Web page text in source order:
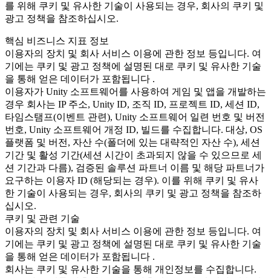
를 위해 쿠키 및 유사한 기술이 사용되는 경우, 회사의 쿠키 및
광고 정책을 참조하십시오.
핵심 비즈니스 지표 정보
이용자의 장치 및 회사 서비스 이용에 관한 정보 등입니다. 여
기에는 쿠키 및 광고 정책에 설명된 대로 쿠키 및 유사한 기술
을 통해 얻은 데이터가 포함됩니다 .
이용자가 Unity 소프트웨어를 사용하여 게임 및 앱을 개발하는
경우 회사는 IP 주소, Unity ID, 조직 ID, 프로젝트 ID, 세션 ID,
타임스탬프(이벤트 관련), Unity 소프트웨어 일련 번호 및 버전
번호, Unity 소프트웨어 개정 ID, 빌드를 수집합니다. 대상, OS
플랫폼 및 버전, 자산 수(폴더에 있는 대략적인 자산 수), 세션
기간 및 활성 기간(세션 시간이 초과되지 않을 수 있으므로 세
션 기간과 다름), 검증된 솔루션 파트너 이름 및 해당 파트너가
요구하는 이용자 ID (해당되는 경우). 이를 위해 쿠키 및 유사
한 기술이 사용되는 경우, 회사의 쿠키 및 광고 정책을 참조하
십시오.
쿠키 및 관련 기술
이용자의 장치 및 회사 서비스 이용에 관한 정보 등입니다. 여
기에는 쿠키 및 광고 정책에 설명된 대로 쿠키 및 유사한 기술
을 통해 얻은 데이터가 포함됩니다 .
회사는 쿠키 및 유사한 기술을 통해 개인정보를 수집합니다.